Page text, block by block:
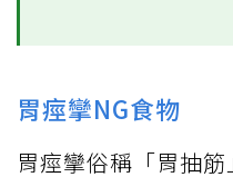
胃痙攣NG食物
胃痙攣俗稱「胃抽